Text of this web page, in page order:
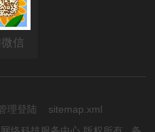
信
理登陆
sitemap.xml